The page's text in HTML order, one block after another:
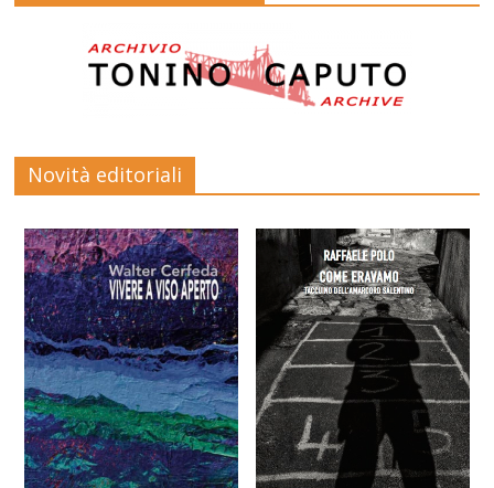
Novità editoriali